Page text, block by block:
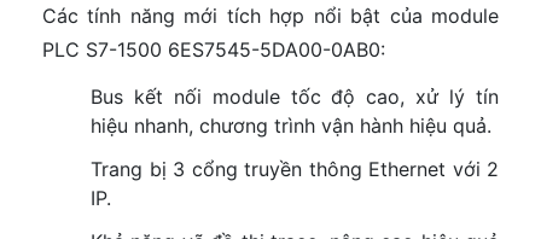
Các tính năng mới tích hợp nổi bật của module
PLC S7-1500 6ES7545-5DA00-0AB0:
Bus kết nối module tốc độ cao, xử lý tín
hiệu nhanh, chương trình vận hành hiệu quả.
Trang bị 3 cổng truyền thông Ethernet với 2
IP.